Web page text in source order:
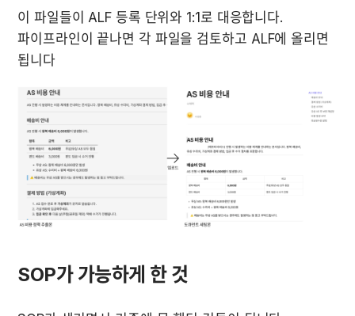
이 파일들이 ALF 등록 단위와 1:1로 대응합니다.
파이프라인이 끝나면 각 파일을 검토하고 ALF에 올리면
됩니다
SOP가 가능하게 한 것